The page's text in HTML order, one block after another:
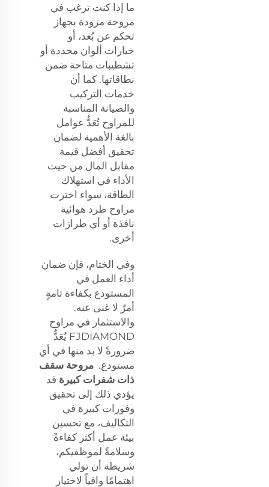
ما إذا كنت ترغب في
مروحة مزودة بجهاز
تحكم عن بُعد، أو
خيارات ألوان محددة أو
تشطيبات متاحة ضمن
نطاقاتها. كما أن
خدمات التركيب
والصيانة المناسبة
للمراوح تُعَدُّ عوامل
بالغة الأهمية لضمان
تحقيق أفضل قيمة
مقابل المال من حيث
الأداء في استهلاك
الطاقة، سواء اخترت
مراوح طرد هوائية
نافذة أو أي طرازات
أخرى.
وفي الختام، فإن ضمان
أداء العمل في
المستودع بكفاءة تامةٍ
أمرٌ لا غنى عنه.
والاستثمار في مراوح
FJDIAMOND يُعَدُّ
ضرورةً لا بد منها في أي
مستودع. مروحة سقف
ذات شفرات كبيرة قد
يؤدي ذلك إلى تحقيق
وفورات كبيرة في
التكاليف، مع تحسين
بيئة عمل أكثر كفاءةً
وسلامةً لموظفيكم،
شريطة أن تولي
اهتمامًا وافياً لاختيار